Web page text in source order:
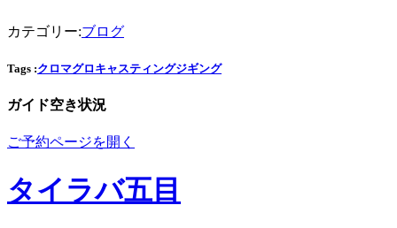
カテゴリー:ブログ
Tags :クロマグロ キャスティングジギング
ガイド空き状況
ご予約ページを開く
タイラバ五目